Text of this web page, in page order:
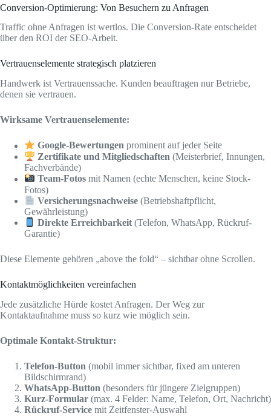
Conversion-Optimierung: Von Besuchern zu Anfragen
Traffic ohne Anfragen ist wertlos. Die Conversion-Rate entscheidet
über den ROI der SEO-Arbeit.
Vertrauenselemente strategisch platzieren
Handwerk ist Vertrauenssache. Kunden beauftragen nur Betriebe,
denen sie vertrauen.
Wirksame Vertrauenselemente:
Google-Bewertungen prominent auf jeder Seite
Zertifikate und Mitgliedschaften (Meisterbrief, Innungen,
Fachverbände)
Team-Fotos mit Namen (echte Menschen, keine Stock-
Fotos)
Versicherungsnachweise (Betriebshaftpflicht,
Gewährleistung)
Direkte Erreichbarkeit (Telefon, WhatsApp, Rückruf-
Garantie)
Diese Elemente gehören „above the fold“ – sichtbar ohne Scrollen.
Kontaktmöglichkeiten vereinfachen
Jede zusätzliche Hürde kostet Anfragen. Der Weg zur
Kontaktaufnahme muss so kurz wie möglich sein.
Optimale Kontakt-Struktur:
Telefon-Button (mobil immer sichtbar, fixed am unteren
Bildschirmrand)
WhatsApp-Button (besonders für jüngere Zielgruppen)
Kurz-Formular (max. 4 Felder: Name, Telefon, Ort, Nachricht)
Rückruf-Service mit Zeitfenster-Auswahl